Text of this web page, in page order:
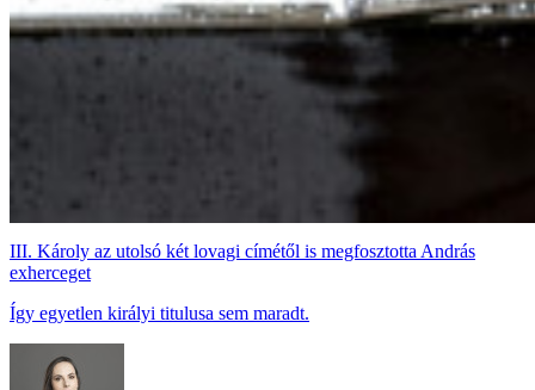
III. Károly az utolsó két lovagi címétől is megfosztotta András
exherceget
Így egyetlen királyi titulusa sem maradt.